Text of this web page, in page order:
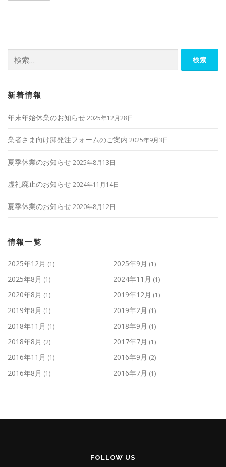
シ
索:
新着情報
年末年始休業のお知らせ2025年12月28日
業者さま向け卸発注フォームのご案内 2025年9月3日
夏季休業のお知らせ2025年8月13日
虚礼廃止のお知らせ2024年11月14日
夏季休業のお知らせ2020年8月12日
情報一覧
2025年12月 (1) 2025年9月 (1)
2025年8月 (1) 2024年11月 (1)
2020年8月 (1) 2019年12月 (1)
2019年8月 (1) 2019年2月 (1)
2018年11月 (1) 2018年9月 (1)
2018年8月 (2) 2017年7月 (1)
2016年11月 (1) 2016年9月 (2)
2016年8月 (1) 2016年7月 (1)
FOLLOW US